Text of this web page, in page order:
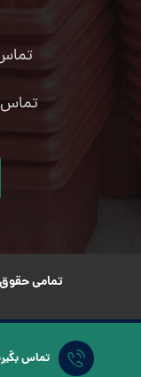
تماس
تمامی
تماس